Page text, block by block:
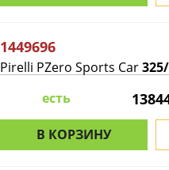
1449696
Pirelli PZero Sports Car
есть
В КОРЗИНУ